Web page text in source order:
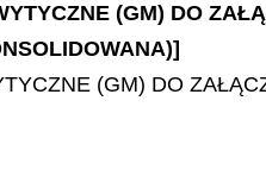
(GM) DO
(GM) DO